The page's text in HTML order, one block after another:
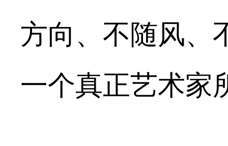
方向、不随风、
一个真正艺术家